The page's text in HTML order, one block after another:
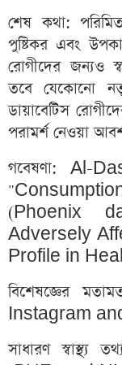
শেষ কথা:
পুষ্টিকর এবং
রোগীদের জন্যও
তবে যেকোনো
ডায়াবেটিস
পরামর্শ নেওয়া
গবেষণা: Al-
(Phoenix
Adversely
Profile in
বিশেষজ্ঞের
Instagram
সাধারণ